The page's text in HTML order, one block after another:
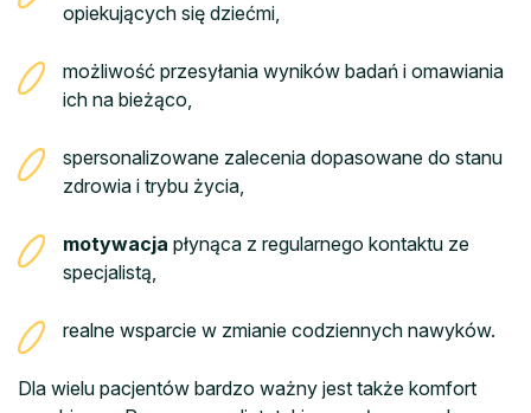
opiekujących się dziećmi,
możliwość przesyłania wyników badań i omawiania
ich na bieżąco,
spersonalizowane zalecenia dopasowane do stanu
zdrowia i trybu życia,
motywacja płynąca z regularnego kontaktu ze
specjalistą,
realne wsparcie w zmianie codziennych nawyków.
Dla wielu pacjentów bardzo ważny jest także komfort